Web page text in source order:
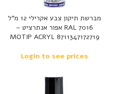
מברשת תיקון צבע אקרילי 12 מ”ל
RAL 7016 אפור אנתרציט –
MOTIP ACRYL 8711347172719
Login to see prices